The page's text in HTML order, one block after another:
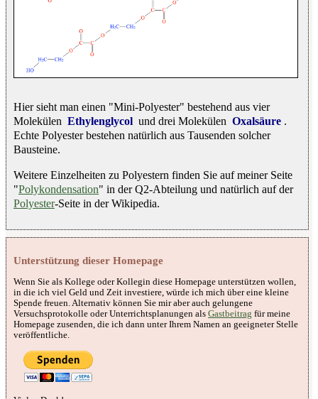
Hier sieht man einen "Mini-Polyester" bestehend aus vier
Molekülen Ethylenglycol und drei Molekülen Oxalsäure .
Echte Polyester bestehen natürlich aus Tausenden solcher
Bausteine.
Weitere Einzelheiten zu Polyestern finden Sie auf meiner Seite
"Polykondensation" in der Q2-Abteilung und natürlich auf der
Polyester-Seite in der Wikipedia.
Unterstützung dieser Homepage
Wenn Sie als Kollege oder Kollegin diese Homepage unterstützen wollen,
in die ich viel Geld und Zeit investiere, würde ich mich über eine kleine
Spende freuen. Alternativ können Sie mir aber auch gelungene
Versuchsprotokolle oder Unterrichtsplanungen als Gastbeitrag für meine
Homepage zusenden, die ich dann unter Ihrem Namen an geeigneter Stelle
veröffentliche.